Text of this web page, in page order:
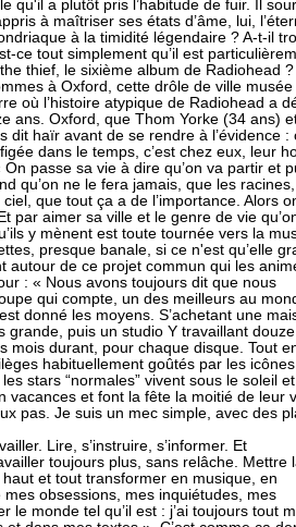
qu'il a plutôt pris l’habitude de fuir. Il
à maîtriser ses états d’âme, lui,
à la timidité légendaire ? A-t-il
ce tout simplement qu’il est
thief, le sixième album de Radiohead ?
à Oxford, cette drôle de ville musée
où l’histoire atypique de Radiohead a
ans. Oxford, que Thom Yorke (34 ans)
dit haïr avant de se rendre à l’évidence :
dans le temps, c’est chez eux, leur
On passe sa vie à dire qu’on va partir et
qu’on ne le fera jamais, que les
que tout ça a de l’importance. Alors
par aimer sa ville et le genre de vie
y mènent est toute tournée vers la
presque banale, si ce n'est qu’elle
autour de ce projet commun qui les
: « Nous avons toujours dit que nous
qui compte, un des meilleurs au
donné les moyens. S’achetant une
grande, puis un studio Y travaillant douze
mois durant, pour chaque disque. Tout
habituellement goûtés par les
stars “normales” vivent sous le soleil
vacances et font la fête la moitié de leur
pas. Je suis un mec simple, avec des
Lire, s’instruire, s’informer. Et
toujours plus, sans relâche. Mettre
et tout transformer en musique, en
obsessions, mes inquiétudes, mes
le monde tel qu’il est : j’ai toujours tout